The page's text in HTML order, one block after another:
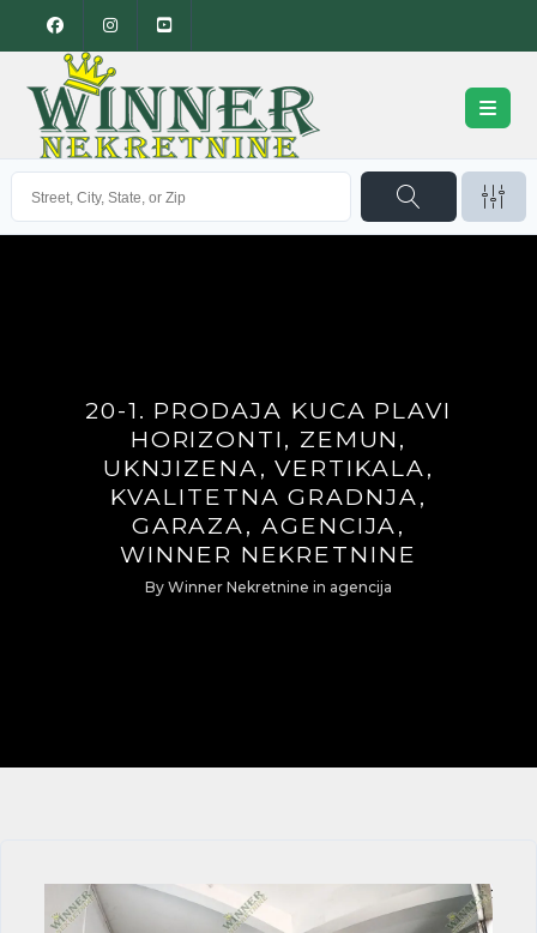
20-1. PRODAJA KUCA PLAVI
HORIZONTI, ZEMUN,
UKNJIZENA, VERTIKALA,
KVALITETNA GRADNJA,
GARAZA, AGENCIJA,
WINNER NEKRETNINE
By Winner Nekretnine in agencija